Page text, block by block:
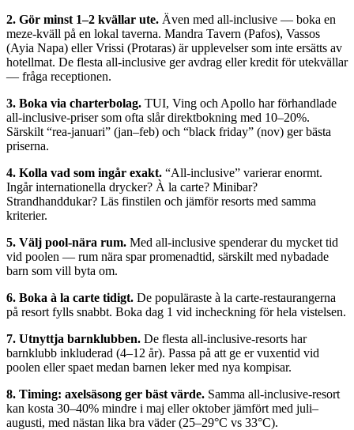
2. Gör minst 1–2 kvällar ute. Även med all-inclusive — boka en
meze-kväll på en lokal taverna. Mandra Tavern (Pafos), Vassos
(Ayia Napa) eller Vrissi (Protaras) är upplevelser som inte ersätts av
hotellmat. De flesta all-inclusive ger avdrag eller kredit för utekvällar
— fråga receptionen.
3. Boka via charterbolag. TUI, Ving och Apollo har förhandlade
all-inclusive-priser som ofta slår direktbokning med 10–20%.
Särskilt “rea-januari” (jan–feb) och “black friday” (nov) ger bästa
priserna.
4. Kolla vad som ingår exakt. “All-inclusive” varierar enormt.
Ingår internationella drycker? À la carte? Minibar?
Strandhanddukar? Läs finstilen och jämför resorts med samma
kriterier.
5. Välj pool-nära rum. Med all-inclusive spenderar du mycket tid
vid poolen — rum nära spar promenadtid, särskilt med nybadade
barn som vill byta om.
6. Boka à la carte tidigt. De populäraste à la carte-restaurangerna
på resort fylls snabbt. Boka dag 1 vid incheckning för hela vistelsen.
7. Utnyttja barnklubben. De flesta all-inclusive-resorts har
barnklubb inkluderad (4–12 år). Passa på att ge er vuxentid vid
poolen eller spaet medan barnen leker med nya kompisar.
8. Timing: axelsäsong ger bäst värde. Samma all-inclusive-resort
kan kosta 30–40% mindre i maj eller oktober jämfört med juli–
augusti, med nästan lika bra väder (25–29°C vs 33°C).